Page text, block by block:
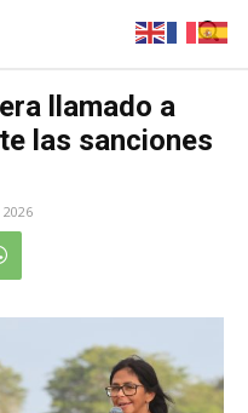
llamado a
las sanciones